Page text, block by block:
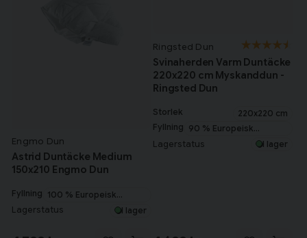
Engmo Dun
Astrid Duntäcke Medium
150x210 Engmo Dun
Fyllning 100 % Europeisk
gåsdun
Lagerstatus I lager
Ringsted Dun
Svinaherden Varm Duntäcke
220x220 cm Myskanddun -
Ringsted Dun
Storlek
220x220 cm
Fyllning 90 % Europeisk
myskanddun
Lagerstatus I lager